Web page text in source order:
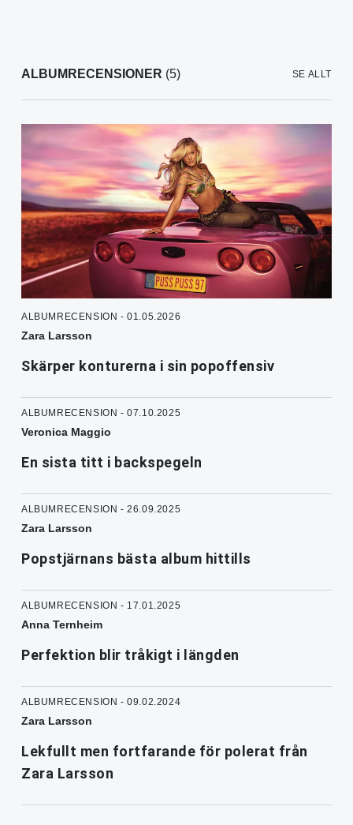
ALBUMRECENSIONER (5) SE ALLT
ALBUMRECENSION - 01.05.2026
Zara Larsson
Skärper konturerna i sin popoffensiv
ALBUMRECENSION - 07.10.2025
Veronica Maggio
En sista titt i backspegeln
ALBUMRECENSION - 26.09.2025
Zara Larsson
Popstjärnans bästa album hittills
ALBUMRECENSION - 17.01.2025
Anna Ternheim
Perfektion blir tråkigt i längden
ALBUMRECENSION - 09.02.2024
Zara Larsson
Lekfullt men fortfarande för polerat från
Zara Larsson